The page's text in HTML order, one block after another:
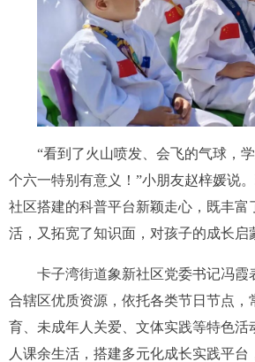
“看到了火山喷发、会飞的气球，
个六一特别有意义！”小朋友赵梓媛说
社区搭建的科普平台新颖走心，既丰富
活，又拓宽了知识面，对孩子的成长启
卡子湾街道象新社区党委书记冯霞
合辖区优质资源，依托各类节日节点，
育、未成年人关爱、文体实践等特色活
人课余生活，搭建多元化成长实践平